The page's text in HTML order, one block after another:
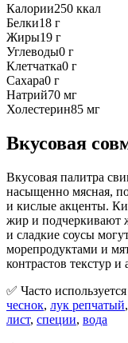
Калории250 ккал
Белки18 г
Жиры19 г
Углеводы0 г
Клетчатка0 г
Сахара0 г
Натрий70 мг
Холестерин85 мг
Вкусовая
Вкусовая палитра
насыщенно мясная,
и кислые акценты.
жир и подчеркивают
и сладкие соусы
морепродуктами и
контрастов текстур и
✅ Часто
чеснок, лук репчатый,
лист, специи, вода